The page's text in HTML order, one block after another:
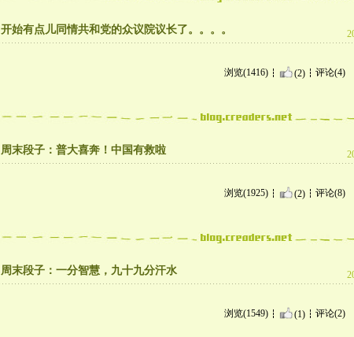
开始有点儿同情共和党的众议院议长了。。。。
浏览(1416) (2) 评论(4)
周末段子：普大喜奔！中国有救啦
浏览(1925) (2) 评论(8)
周末段子：一分智慧，九十九分汗水
浏览(1549) (1) 评论(2)